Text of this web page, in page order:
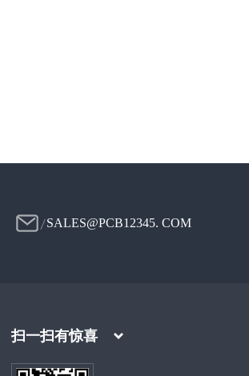
SALES@PCB12345. COM
扫一扫有惊喜